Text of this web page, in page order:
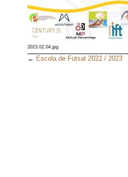
2023.02.04.jpg
← Escola de Futsal 2022 / 2023